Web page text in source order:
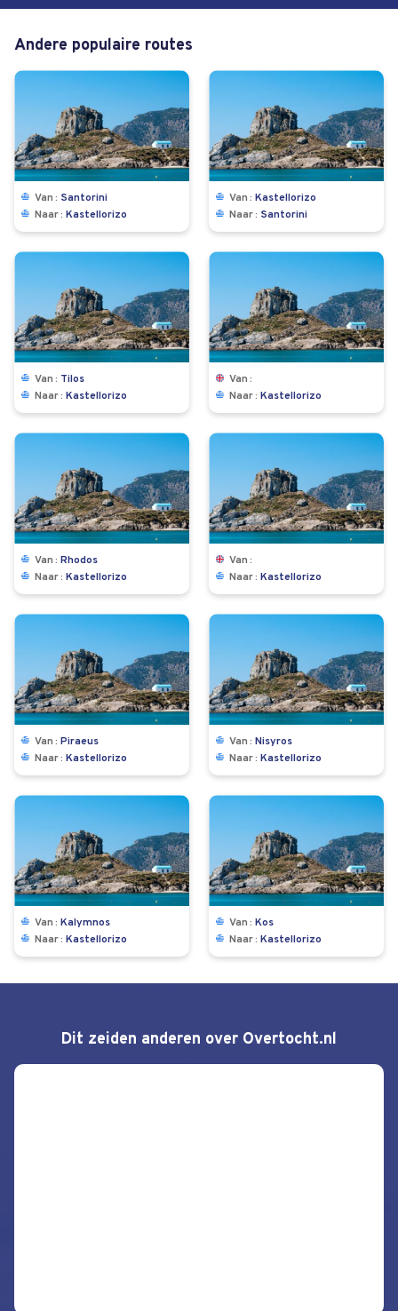
Andere populaire routes
Van
Santorini
Naar
Kastellorizo
Van
Kastellorizo
Naar
Santorini
Van
Tilos
Naar
Kastellorizo
Van
Naar
Kastellorizo
Van
Rhodos
Naar
Kastellorizo
Van
Naar
Kastellorizo
Van
Piraeus
Naar
Kastellorizo
Van
Nisyros
Naar
Kastellorizo
Van
Kalymnos
Naar
Kastellorizo
Van
Kos
Naar
Kastellorizo
Dit zeiden anderen over Overtocht.nl